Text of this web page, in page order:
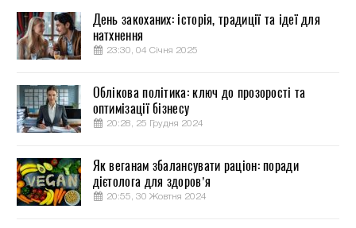
День закоханих: історія, традиції та ідеї для
натхнення
23:30, 04 Січня 2025
Облікова політика: ключ до прозорості та
оптимізації бізнесу
20:28, 25 Грудня 2024
Як веганам збалансувати раціон: поради
дієтолога для здоров’я
20:55, 30 Жовтня 2024